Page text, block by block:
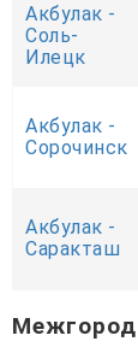
Акбулак -
Соль-
Илецк
Акбулак -
Сорочинск
Акбулак -
Саракташ
Межгород